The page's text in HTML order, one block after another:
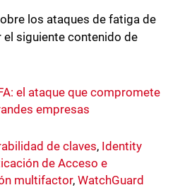
los ataques de fatiga de
el siguiente contenido de
el ataque que compromete
empresas
de claves, Identity
de Acceso e
multifactor,WatchGuard